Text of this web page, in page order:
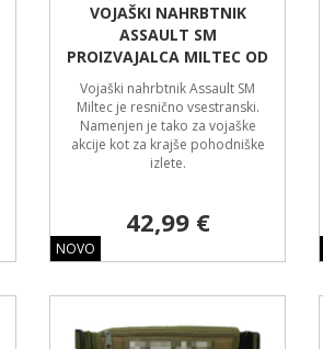
NOVO
VOJAŠKI NAHRBTNIK
ASSAULT SM
PROIZVAJALCA MILTEC OD
Vojaški nahrbtnik Assault SM
Miltec je resnično vsestranski.
Namenjen je tako za vojaške
akcije kot za krajše pohodniške
izlete.
42,99 €